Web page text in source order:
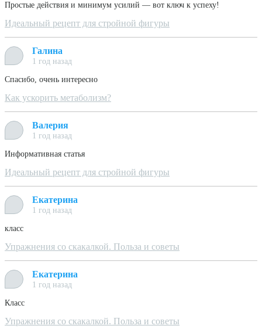
Простые действия и минимум усилий — вот ключ к успеху!
Идеальный рецепт для стройной фигуры
Галина
1 год назад
Спасибо, очень интересно
Как ускорить метаболизм?
Валерия
1 год назад
Информативная статья
Идеальный рецепт для стройной фигуры
Екатерина
1 год назад
класс
Упражнения со скакалкой. Польза и советы
Екатерина
1 год назад
Класс
Упражнения со скакалкой. Польза и советы